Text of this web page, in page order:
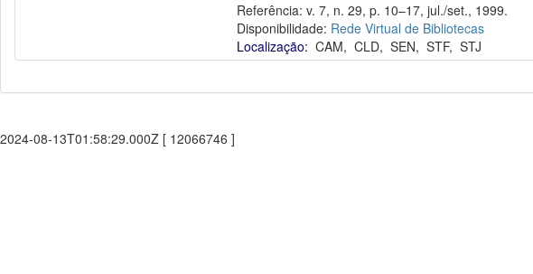
Referência: v. 7, n. 29, p. 10–17, jul./set., 1999.
Disponibilidade: Rede Virtual de Bibliotecas
Localização: CAM,CLD,SEN,STF,STJ
2024-08-13T01:58:29.000Z [ 12066746 ]